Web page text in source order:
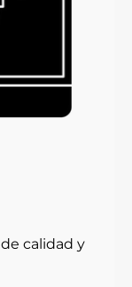
calidad y